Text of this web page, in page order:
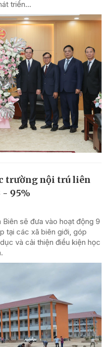
triển...
trường nội trú liên
- 95%
sẽ đưa vào hoạt động 9
tại các xã biên giới, góp
và cải thiện điều kiện học